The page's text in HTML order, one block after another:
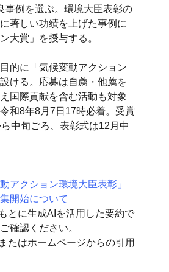
事例を選ぶ。環境大臣表彰の
著しい功績を上げた事例に
大賞」を授与する。
的に「気候変動アクション
ける。応募は自薦・他薦を
国際貢献を含む活動も対象
和8年8月7日17時必着。受賞
中旬ごろ、表彰式は12月中
アクション環境大臣表彰」
開始について
とに生成AIを活用した要約で
確認ください。
たはホームページからの引用